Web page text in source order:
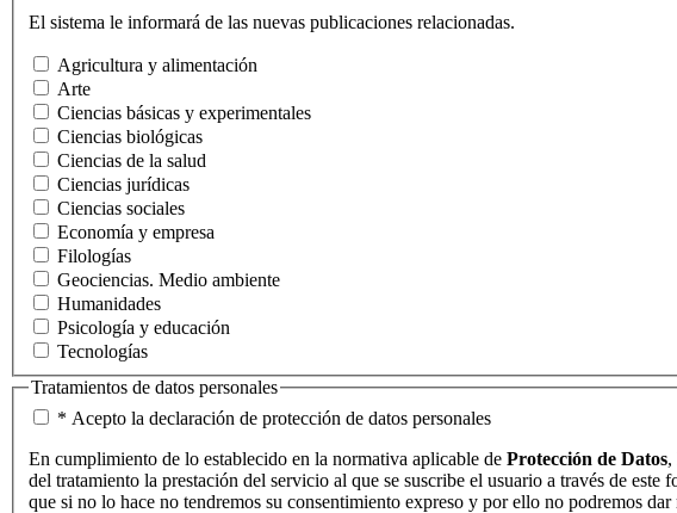
El sistema le informará de las nuevas publicaciones relacionadas.
Agricultura y alimentación
Arte
Ciencias básicas y experimentales
Ciencias biológicas
Ciencias de la salud
Ciencias jurídicas
Ciencias sociales
Economía y empresa
Filologías
Geociencias. Medio ambiente
Humanidades
Psicología y educación
Tecnologías
Tratamientos de datos personales
* Acepto la declaración de protección de datos personales
En cumplimiento de lo establecido en la normativa aplicable de Protección de Datos,
del tratamiento la prestación del servicio al que se suscribe el usuario a través de
que si no lo hace no tendremos su consentimiento expreso y por ello no podremos dar